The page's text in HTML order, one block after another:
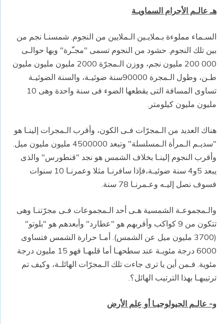
هـ عالـم الأجرام السماويـة
السـماء مملوءة بـملايـين الـملايين من النجوم. شمسنـا نجم من
بين تلك النجوم. حشود من النجوم تسمى "مجـّرة" وبها حوالـى
000 200 مليون نجم، ووزن الـمجرّة 2000 مليون مليون مليون
طـن، وطول الـمجرة 90000سنة ضوئيـة، والسنة الضوئيـة
تساوى المسافة التى يقطعها الضوء فى سنة واحدة وهى 10
مليون مليون كيلومتر.
هناك العديد من الـمجرّات فـى الكون، وأقرب الـمجرات إلينـا هو
"سديـم الـمرأة الـمسلسلة" وتبعد 4500000 مليون مليون ميل.
وأقرب النجوم إلينـا بخلاف الشمس هو نجد "قنطورس" والذى
يبعد 5و4 سنة ضوئيـة،فإذا سافرنـا مثلا وعمرنـا 10 سنوات
فسوف نصل إليـه وعـمرنـا 78 سنة.
والـمجموعـة الشمسية هـى أحد الـمجموعات فـى مجرّتنـا وهى
تتكون من 9 كواكب وأقربهم هو "عطارد" وأبعدهم هو "بلوتو"
(3700 مليون ميل عن الشمس). أمـا حرارة الشمس فتساوى
6000 درجة مئويـة عند سطحهـا أما قلبهـا فهو 15 مليون درجة
مئوية. فـمن أين يا ترى جاءت تلك الـمجرّات الهائلـة، وكيف تم
ترتيبهـا بهذا الترتيب الهائل؟.
و- عالـم الجيولوجيـا أو عِلم الأرض